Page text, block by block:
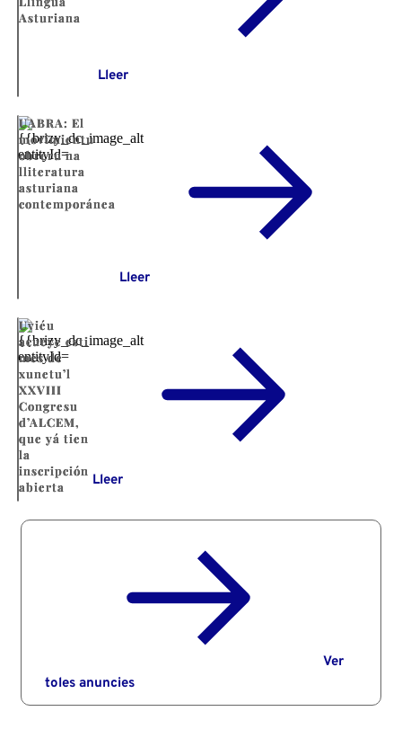
Asturiana
Lleer
UABRA: El
movimientu
obreru na
lliteratura
asturiana
contemporánea
Lleer
Uviéu
acueye esti
mes de
xunetu’l
XXVIII
Congresu
d’ALCEM,
que yá tien
la
inscripción
abierta
Lleer
Ver
toles anuncies